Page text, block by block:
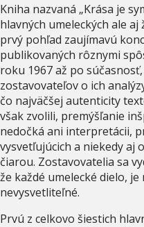
Kniha nazvaná „Krása je
hlavných umeleckých ale
prvý pohľad zaujímavú
publikovaných rôznymi
roku 1967 až po
zostavovateľov o ich
čo najväčšej autenticity
však zvolili, premýšľanie
nedočká ani interpretácii,
vysvetľujúcich a niekedy aj
čiarou. Zostavovatelia sa
že každé umelecké dielo,
nevysvetliteľné.
Prvú z celkovo šiestich